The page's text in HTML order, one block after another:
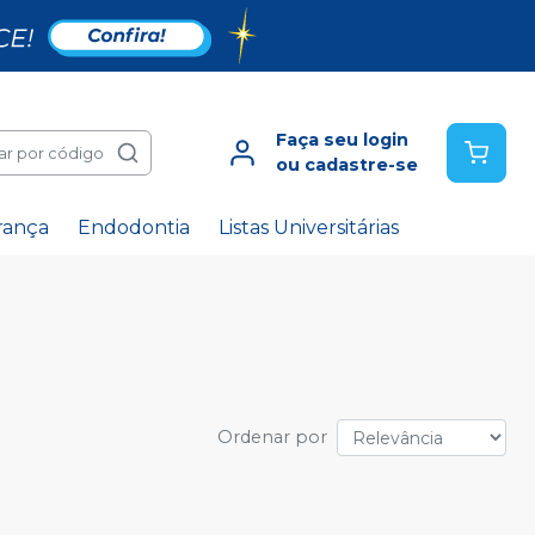
por código
Faça seu login
ou cadastre-se
Endodontia Listas Universitárias
Ordenar por